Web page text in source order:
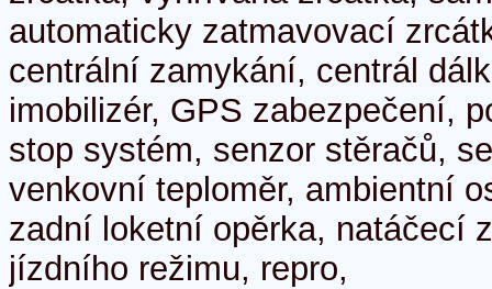
automaticky zatmavovací
centrální zamykání, centrál
imobilizér, GPS zabezpečení,
stop systém, senzor stěračů,
venkovní teploměr, ambientní
zadní loketní opěrka, natáčecí
jízdního režimu, repro,